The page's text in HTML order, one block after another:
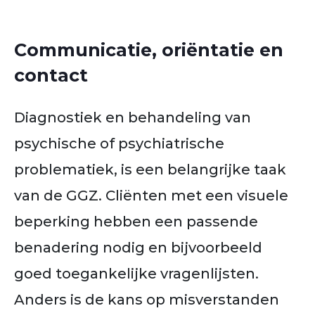
Communicatie, oriëntatie en
contact
Diagnostiek en behandeling van
psychische of psychiatrische
problematiek, is een belangrijke taak
van de GGZ. Cliënten met een visuele
beperking hebben een passende
benadering nodig en bijvoorbeeld
goed toegankelijke vragenlijsten.
Anders is de kans op misverstanden